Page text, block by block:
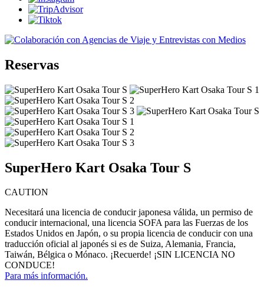
Reservas
SuperHero Kart Osaka Tour S
CAUTION
Necesitará una licencia de conducir japonesa válida, un permiso de
conducir internacional, una licencia SOFA para las Fuerzas de los
Estados Unidos en Japón, o su propia licencia de conducir con una
traducción oficial al japonés si es de Suiza, Alemania, Francia,
Taiwán, Bélgica o Mónaco. ¡Recuerde! ¡SIN LICENCIA NO
CONDUCE!
Para más información.